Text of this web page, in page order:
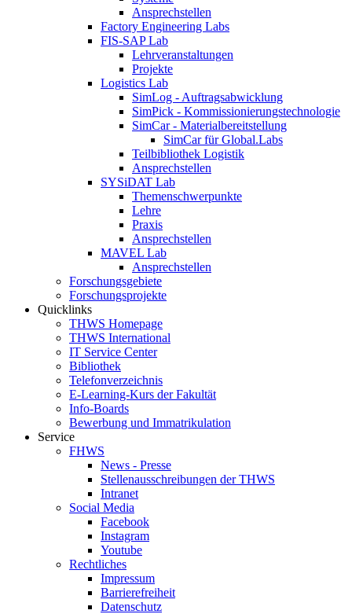
Ansprechstellen
Factory Engineering Labs
FIS-SAP Lab
Lehrveranstaltungen
Projekte
Logistics Lab
SimLog - Auftragsabwicklung
SimPick - Kommissionierungstechnologie
SimCar - Materialbereitstellung
SimCar für Global.Labs
Teilbibliothek Logistik
Ansprechstellen
SYSiDAT Lab
Themenschwerpunkte
Lehre
Praxis
Ansprechstellen
MAVEL Lab
Ansprechstellen
Forschungsgebiete
Forschungsprojekte
Quicklinks
THWS Homepage
THWS International
IT Service Center
Bibliothek
Telefonverzeichnis
E-Learning-Kurs der Fakultät
Info-Boards
Bewerbung und Immatrikulation
Service
FHWS
News - Presse
Stellenausschreibungen der THWS
Intranet
Social Media
Facebook
Instagram
Youtube
Rechtliches
Impressum
Barrierefreiheit
Datenschutz